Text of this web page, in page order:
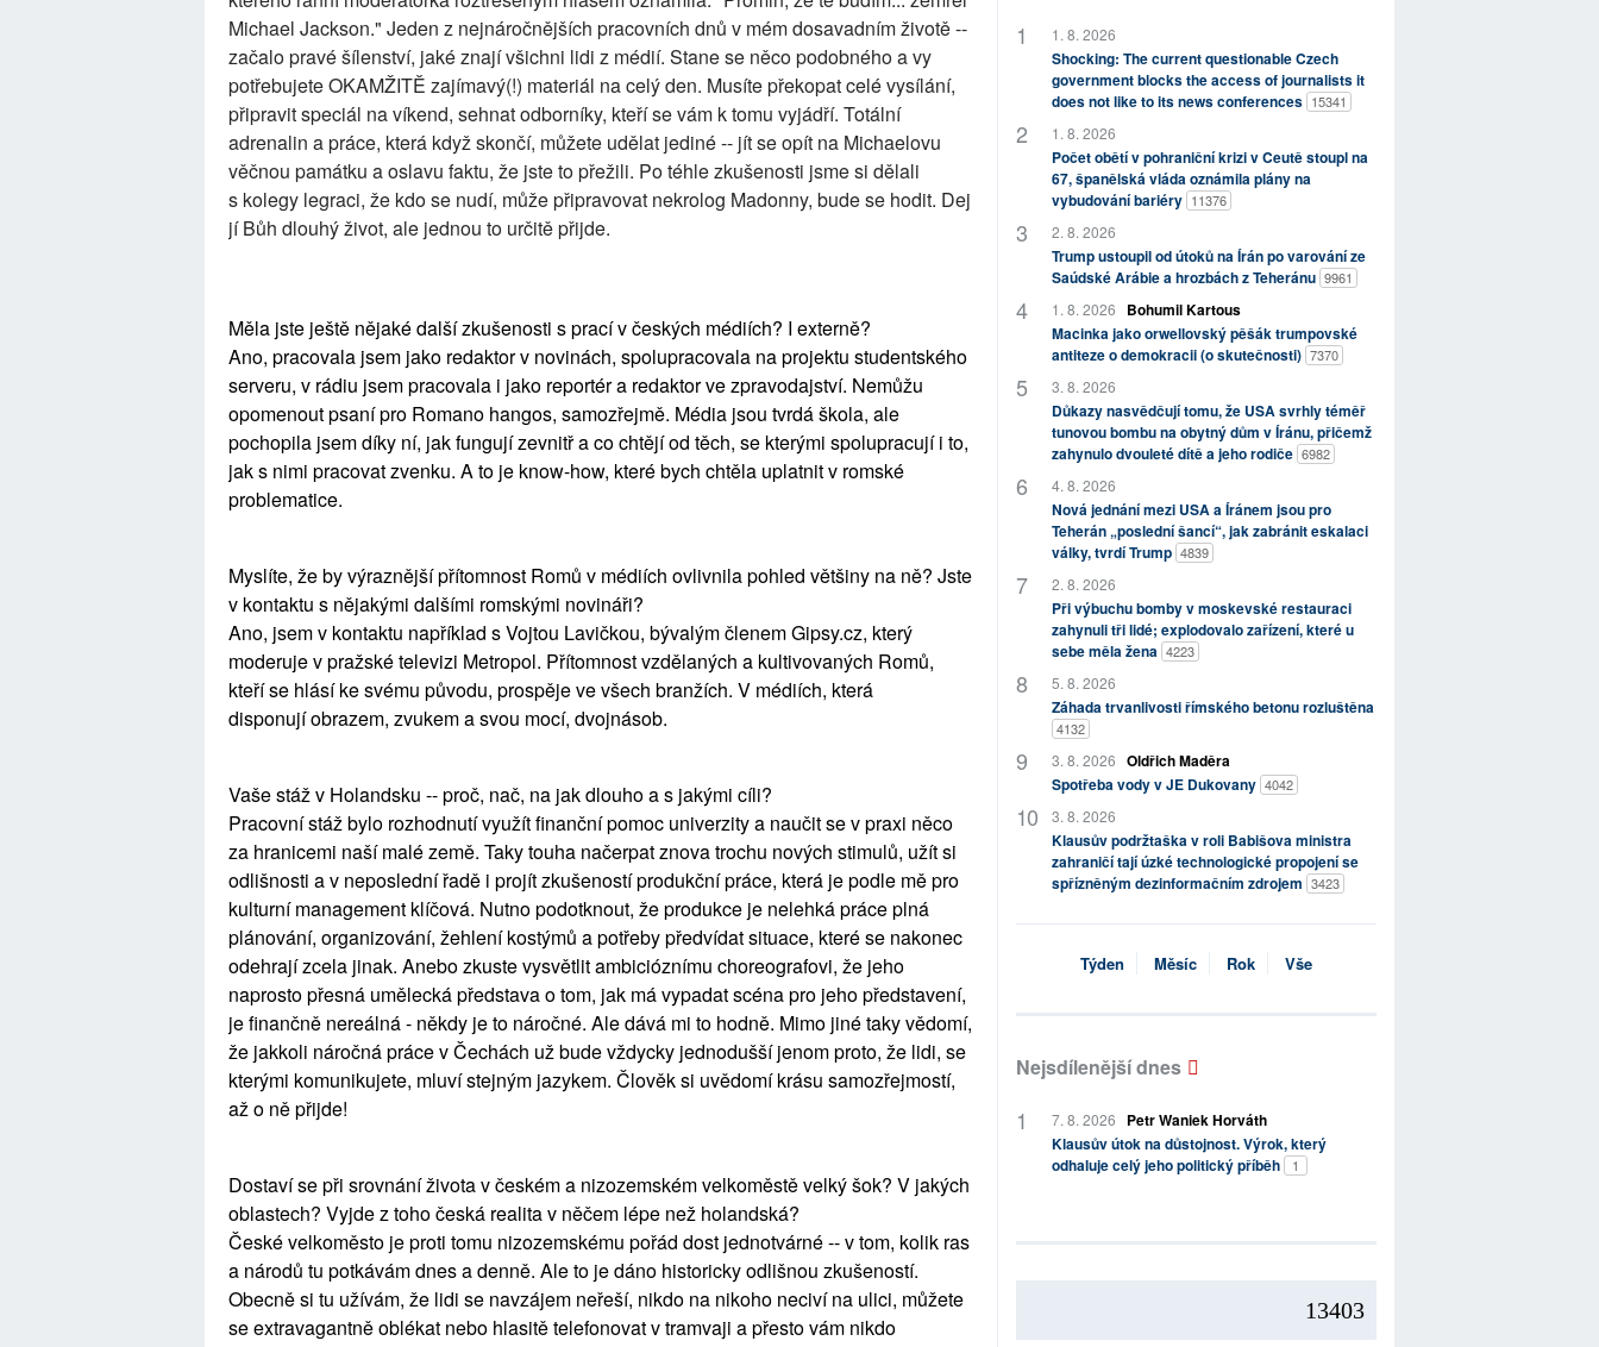
Michael Jackson." Jeden z nejnáročnějších pracovních dnů v mém dosavadním životě --
začalo pravé šílenství, jaké znají všichni lidi z médií. Stane se něco podobného a vy
potřebujete OKAMŽITĚ zajímavý(!) materiál na celý den. Musíte překopat celé vysílání,
připravit speciál na víkend, sehnat odborníky, kteří se vám k tomu vyjádří. Totální
adrenalin a práce, která když skončí, můžete udělat jediné -- jít se opít na Michaelovu
věčnou památku a oslavu faktu, že jste to přežili. Po téhle zkušenosti jsme si dělali
s kolegy legraci, že kdo se nudí, může připravovat nekrolog Madonny, bude se hodit. Dej
jí Bůh dlouhý život, ale jednou to určitě přijde.
Měla jste ještě nějaké další zkušenosti s prací v českých médiích? I externě?
Ano, pracovala jsem jako redaktor v novinách, spolupracovala na projektu studentského
serveru, v rádiu jsem pracovala i jako reportér a redaktor ve zpravodajství. Nemůžu
opomenout psaní pro Romano hangos, samozřejmě. Média jsou tvrdá škola, ale
pochopila jsem díky ní, jak fungují zevnitř a co chtějí od těch, se kterými spolupracují i to,
jak s nimi pracovat zvenku. A to je know-how, které bych chtěla uplatnit v romské
problematice.
Myslíte, že by výraznější přítomnost Romů v médiích ovlivnila pohled většiny na ně? Jste
v kontaktu s nějakými dalšími romskými novináři?
Ano, jsem v kontaktu například s Vojtou Lavičkou, bývalým členem Gipsy.cz, který
moderuje v pražské televizi Metropol. Přítomnost vzdělaných a kultivovaných Romů,
kteří se hlásí ke svému původu, prospěje ve všech branžích. V médiích, která
disponují obrazem, zvukem a svou mocí, dvojnásob.
Vaše stáž v Holandsku -- proč, nač, na jak dlouho a s jakými cíli?
Pracovní stáž bylo rozhodnutí využít finanční pomoc univerzity a naučit se v praxi něco
za hranicemi naší malé země. Taky touha načerpat znova trochu nových stimulů, užít si
odlišnosti a v neposlední řadě i projít zkušeností produkční práce, která je podle mě pro
kulturní management klíčová. Nutno podotknout, že produkce je nelehká práce plná
plánování, organizování, žehlení kostýmů a potřeby předvídat situace, které se nakonec
odehrají zcela jinak. Anebo zkuste vysvětlit ambicióznímu choreografovi, že jeho
naprosto přesná umělecká představa o tom, jak má vypadat scéna pro jeho představení,
je finančně nereálná - někdy je to náročné. Ale dává mi to hodně. Mimo jiné taky vědomí,
že jakkoli náročná práce v Čechách už bude vždycky jednodušší jenom proto, že lidi, se
kterými komunikujete, mluví stejným jazykem. Člověk si uvědomí krásu samozřejmostí,
až o ně přijde!
Dostaví se při srovnání života v českém a nizozemském velkoměstě velký šok? V jakých
oblastech? Vyjde z toho česká realita v něčem lépe než holandská?
České velkoměsto je proti tomu nizozemskému pořád dost jednotvárné -- v tom, kolik ras
a národů tu potkávám dnes a denně. Ale to je dáno historicky odlišnou zkušeností.
Obecně si tu užívám, že lidi se navzájem neřeší, nikdo na nikoho neciví na ulici, můžete
se extravagantně oblékat nebo hlasitě telefonovat v tramvaji a přesto vám nikdo
1. 8. 2026
Shocking: The current questionable Czech
government blocks the access of journalists it
does not like to its news conferences 15341
1. 8. 2026
Počet obětí v pohraniční krizi v Ceutě stoupl na
67, španělská vláda oznámila plány na
vybudování bariéry 11376
2. 8. 2026
Trump ustoupil od útoků na Írán po varování ze
Saúdské Arábie a hrozbách z Teheránu 9961
1. 8. 2026
Bohumil Kartous
Macinka jako orwellovský pěšák trumpovské
antiteze o demokracii (o skutečnosti) 7370
3. 8. 2026
Důkazy nasvědčují tomu, že USA svrhly téměř
tunovou bombu na obytný dům v Íránu, přičemž
zahynulo dvouleté dítě a jeho rodiče 6982
4. 8. 2026
Nová jednání mezi USA a Íránem jsou pro
Teherán „poslední šancí“, jak zabránit eskalaci
války, tvrdí Trump 4839
2. 8. 2026
Při výbuchu bomby v moskevské restauraci
zahynuli tři lidé; explodovalo zařízení, které u
sebe měla žena 4223
5. 8. 2026
Záhada trvanlivosti římského betonu rozluštěna
4132
3. 8. 2026 Oldřich Maděra
Spotřeba vody v JE Dukovany 4042
3. 8. 2026
Klausův podržtaška v roli Babišova ministra
zahraničí tají úzké technologické propojení se
spřízněným dezinformačním zdrojem 3423
Týden Měsíc Rok Vše
Nejsdílenější dnes
7. 8. 2026
Petr Waniek Horváth
Klausův útok na důstojnost. Výrok, který
odhaluje celý jeho politický příběh
1
13403